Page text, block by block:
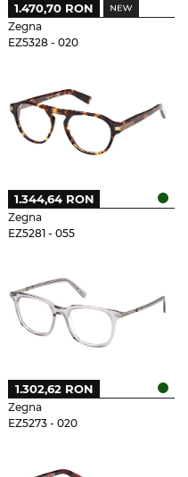
Zegna
EZ5328 - 020
1.470,70 RON
Zegna
EZ5281 - 055
1.344,64 RON
Zegna
EZ5273 - 020
1.302,62 RON